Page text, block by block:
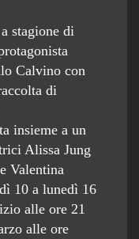
stagione di
Calvino con
di
insieme a un
Alissa Jung
Valentina
10 a lunedì 16
alle ore 21
alle ore